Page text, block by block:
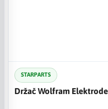
STARPARTS
Držač Wolfram